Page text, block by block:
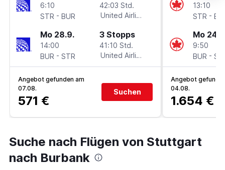
6:10
STR - BUR
42:03 Std.
United Airlines
Mo 28.9.
14:00
BUR - STR
3 Stopps
41:10 Std.
United Airlines
Angebot gefunden am
07.08.
571 €
Suchen
13:10
STR -
Mo
9:50
BUR -
Angebot
04.08.
1.654 €
Suche nach Flügen von Stuttgart
nach Burbank